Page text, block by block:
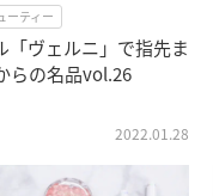
ーティー
「ヴェルニ」で指先ま
らの名品vol.26
2022.01.28